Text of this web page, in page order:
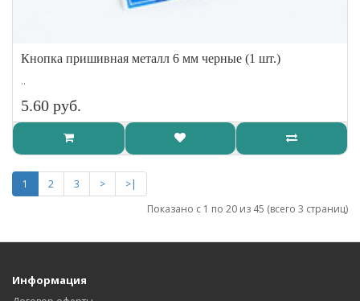
Кнопка пришивная металл 6 мм черные (1 шт.)
..
5.60 руб.
1 2 3 >
>|
Показано с 1 по 20 из 45 (всего 3 страниц)
Информация